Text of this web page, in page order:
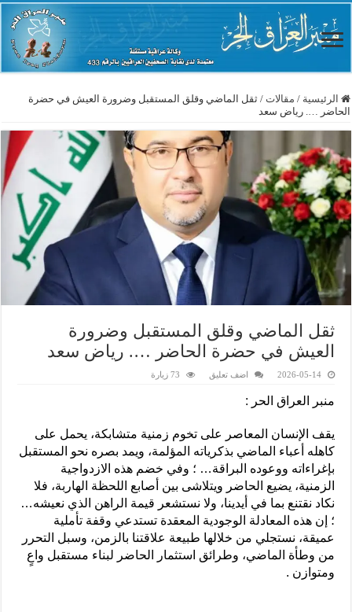
الرئيسية / مقالات / ثقل الماضي وقلق المستقبل وضرورة العيش في حضرة
الحاضر …. رياض سعد
ثقل الماضي وقلق المستقبل وضرورة
العيش في حضرة الحاضر …. رياض سعد
2026-05-14 اضف تعليق 73 زيارة
منبر العراق الحر :
يقف الإنسان المعاصر على تخوم زمنية متشابكة، يحمل على
كاهله أعباء الماضي بذكرياته المؤلمة، ويمد بصره نحو المستقبل
بإغراءاته ووعوده البراقة… ؛ وفي خضم هذه الازدواجية
الزمنية، يضيع الحاضر ويتلاشى بين أصابع اللحظة الهاربة، فلا
نكاد نقتنع بما في أيدينا، ولا نستشعر قيمة الراهن الذي نعيشه…
؛ إن هذه المعادلة الوجودية المعقدة تستدعي وقفة تأملية
عميقة، نستجلي من خلالها طبيعة علاقتنا بالزمن، وسبل التحرر
من وطأة الماضي، وطرائق استثمار الحاضر لبناء مستقبل واعٍ
ومتوازن .